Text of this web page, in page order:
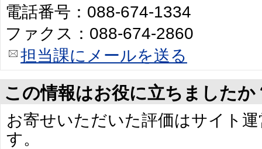
電話番号：088-674-1334
ファクス：088-674-2860
担当課にメールを送る
この情報はお役に立ちましたか
お寄せいただいた評価はサイト
す。